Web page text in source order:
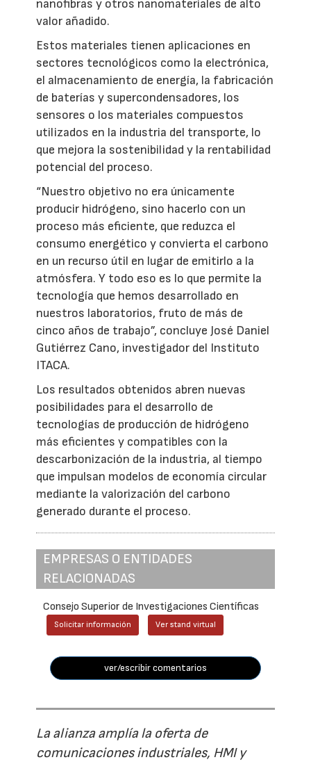
nanofibras y otros nanomateriales de alto
valor añadido.
Estos materiales tienen aplicaciones en
sectores tecnológicos como la electrónica,
el almacenamiento de energía, la fabricación
de baterías y supercondensadores, los
sensores o los materiales compuestos
utilizados en la industria del transporte, lo
que mejora la sostenibilidad y la rentabilidad
potencial del proceso.
“Nuestro objetivo no era únicamente
producir hidrógeno, sino hacerlo con un
proceso más eficiente, que reduzca el
consumo energético y convierta el carbono
en un recurso útil en lugar de emitirlo a la
atmósfera. Y todo eso es lo que permite la
tecnología que hemos desarrollado en
nuestros laboratorios, fruto de más de
cinco años de trabajo”, concluye José Daniel
Gutiérrez Cano, investigador del Instituto
ITACA.
Los resultados obtenidos abren nuevas
posibilidades para el desarrollo de
tecnologías de producción de hidrógeno
más eficientes y compatibles con la
descarbonización de la industria, al tiempo
que impulsan modelos de economía circular
mediante la valorización del carbono
generado durante el proceso.
EMPRESAS O ENTIDADES
RELACIONADAS
Consejo Superior de Investigaciones Científicas
Solicitar información Ver stand virtual
ver/escribir comentarios
La alianza amplía la oferta de
comunicaciones industriales, HMI y